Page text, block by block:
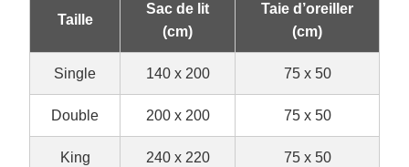
Taille
Sac de lit
(cm)
Taie d’oreiller
(cm)
Single 140 x 200 75 x 50
Double 200 x 200 75 x 50
King 240 x 220 75 x 50